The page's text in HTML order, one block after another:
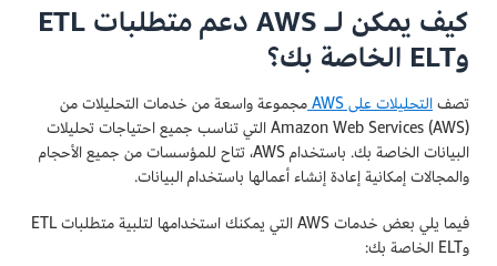
كيف يمكن لـ AWS دعم متطلبات ETL
وELT الخاصة بك؟
تصفالتحليلات على AWS
مجموعة واسعة من خدمات التحليلات من
Amazon Web Services (AWS) التي تناسب جميع احتياجات تحليلات
البيانات الخاصة بك. باستخدام AWS، تتاح للمؤسسات من جميع الأحجام
والمجالات إمكانية إعادة إنشاء أعمالها باستخدام البيانات.
فيما يلي بعض خدمات AWS التي يمكنك استخدامها لتلبية متطلبات ETL
وELT الخاصة بك: